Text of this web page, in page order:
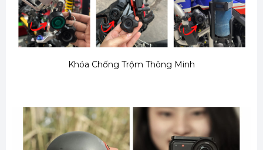
Khóa Chống Trộm Thông Minh